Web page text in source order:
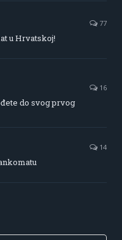
77
u Hrvatskoj!
16
do svog prvog
14